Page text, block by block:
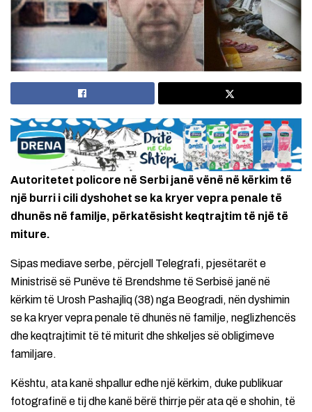
Autoritetet policore në Serbi janë vënë në kërkim të
një burri i cili dyshohet se ka kryer vepra penale të
dhunës në familje, përkatësisht keqtrajtim të një të
miture.
Sipas mediave serbe, përcjell Telegrafi, pjesëtarët e
Ministrisë së Punëve të Brendshme të Serbisë janë në
kërkim të Urosh Pashajliq (38) nga Beogradi, nën dyshimin
se ka kryer vepra penale të dhunës në familje, neglizhencës
dhe keqtrajtimit të të miturit dhe shkeljes së obligimeve
familjare.
Kështu, ata kanë shpallur edhe një kërkim, duke publikuar
fotografinë e tij dhe kanë bërë thirrje për ata që e shohin, të